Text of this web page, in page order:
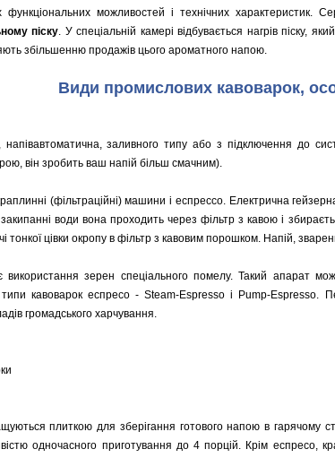
можливостей і технічних
піску. У спеціальній камері відбувається нагрів піску,
збільшенню продажів цього ароматного напою.
Види промислових кавоварок,
заливного типу або з підключення до
він зробить ваш напій більш смачним).
(фільтраційні) машини і еспрессо. Електрична
води вона проходить через фільтр з кавою і
тонкої цівки окропу в фільтр з кавовим порошком. Напій,
використання зерен спеціального помелу. Такий апарат
кавоварок еспресо - Steam-Espresso і Pump-
громадського харчування.
плиткою для зберігання готового напою в гарячому
одночасного приготування до 4 порцій. Крім еспресо,